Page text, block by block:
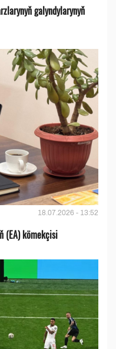
galyndylarynyň
18.07.2026 - 13:52
(EA) kömekçisi